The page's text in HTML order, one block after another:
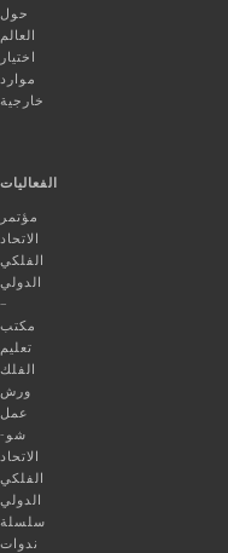
حول
العالم
اختيار
موارد
خارجية
الفعاليات
مؤتمر
الاتحاد
الفلكي
الدولي
–
مكتب
تعليم
الفلك
ورش
عمل
شو-
الاتحاد
الفلكي
الدولي
سلسلة
ندوات